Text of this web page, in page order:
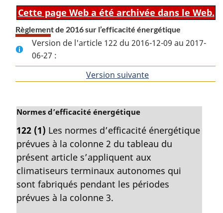
Cette page Web a été archivée dans le Web.
Règlement de 2016 sur l’efficacité énergétique
Version de l'article 122 du 2016-12-09 au 2017-
06-27 :
Version suivante
N
t
e
m
a
g
i
Normes d’efficacité énergétique
122 (1) Les normes d’efficacité énergétique
prévues à la colonne 2 du tableau du
présent article s’appliquent aux
climatiseurs terminaux autonomes qui
sont fabriqués pendant les périodes
prévues à la colonne 3.